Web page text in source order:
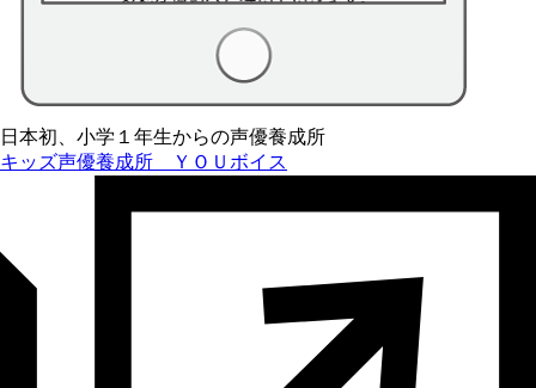
日本初、小学１年生からの声優養成所
キッズ声優養成所 ＹＯＵボイス